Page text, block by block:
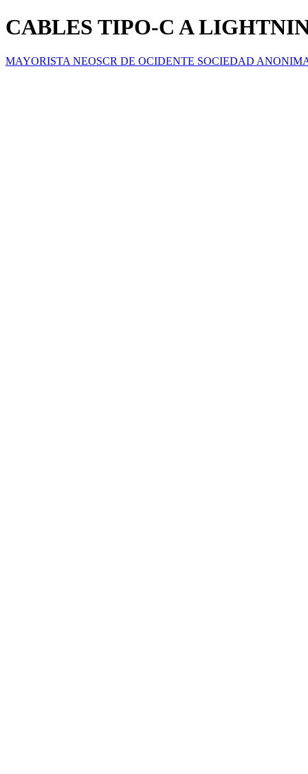
CABLES TIPO-C A
MAYORISTA NEOSCR DE OCIDENTE SOCIEDAD